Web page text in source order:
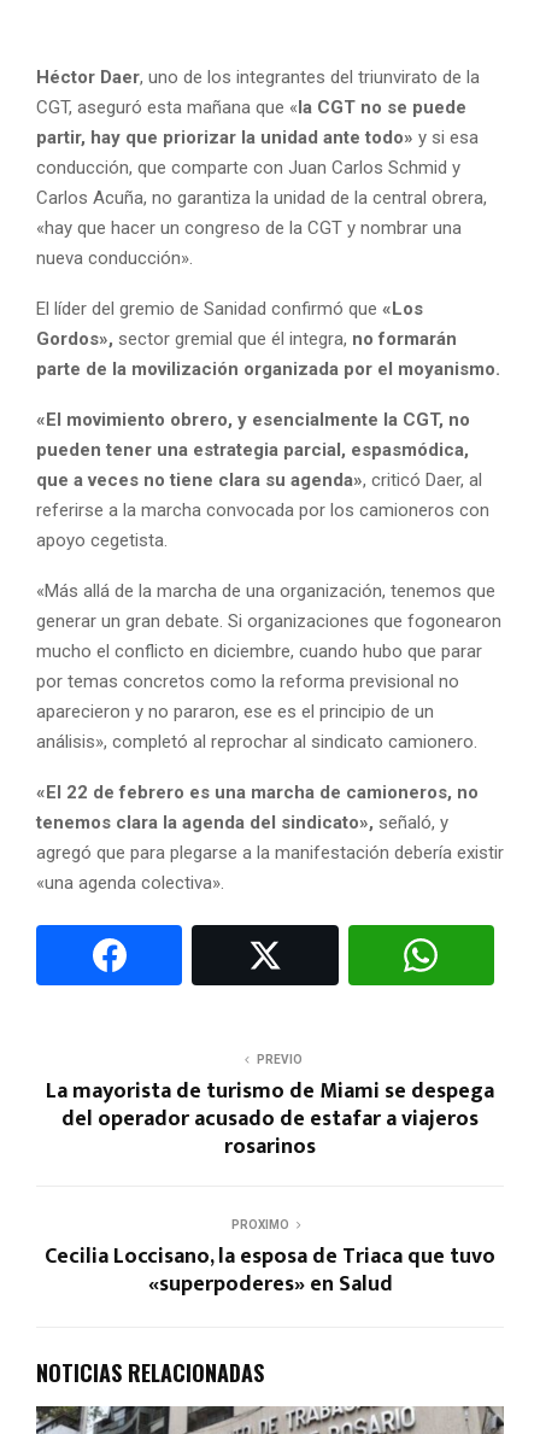
Héctor Daer, uno de los integrantes del triunvirato de la
CGT, aseguró esta mañana que «la CGT no se puede
partir, hay que priorizar la unidad ante todo» y si esa
conducción, que comparte con Juan Carlos Schmid y
Carlos Acuña, no garantiza la unidad de la central obrera,
«hay que hacer un congreso de la CGT y nombrar una
nueva conducción».
El líder del gremio de Sanidad confirmó que «Los
Gordos», sector gremial que él integra, no formarán
parte de la movilización organizada por el moyanismo.
«El movimiento obrero, y esencialmente la CGT, no
pueden tener una estrategia parcial, espasmódica,
que a veces no tiene clara su agenda», criticó Daer, al
referirse a la marcha convocada por los camioneros con
apoyo cegetista.
«Más allá de la marcha de una organización, tenemos que
generar un gran debate. Si organizaciones que fogonearon
mucho el conflicto en diciembre, cuando hubo que parar
por temas concretos como la reforma previsional no
aparecieron y no pararon, ese es el principio de un
análisis», completó al reprochar al sindicato camionero.
«El 22 de febrero es una marcha de camioneros, no
tenemos clara la agenda del sindicato», señaló, y
agregó que para plegarse a la manifestación debería existir
«una agenda colectiva».
PREVIO
La mayorista de turismo de Miami se despega
del operador acusado de estafar a viajeros
rosarinos
PROXIMO
Cecilia Loccisano, la esposa de Triaca que tuvo
«superpoderes» en Salud
NOTICIAS RELACIONADAS